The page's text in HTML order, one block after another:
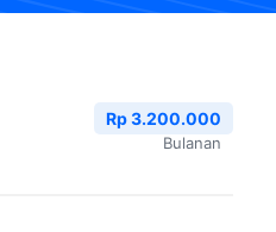
Rp 3.200.000
Bulanan